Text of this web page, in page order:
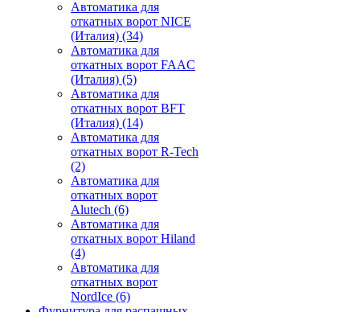
Автоматика для
откатных ворот NICE
(Италия) (34)
Автоматика для
откатных ворот FAAC
(Италия) (5)
Автоматика для
откатных ворот BFT
(Италия) (14)
Автоматика для
откатных ворот R-Tech
(2)
Автоматика для
откатных ворот
Alutech (6)
Автоматика для
откатных ворот Hiland
(4)
Автоматика для
откатных ворот
NordIce (6)